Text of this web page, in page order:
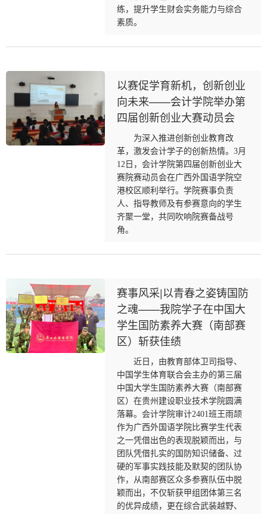
练，提升学生财会实务能力与综合
素质。
以赛促学育新机，创新创业
向未来——会计学院举办第
四届创新创业大赛动员会
为深入推进创新创业教育改
革，激发会计学子的创新热情。3月
12日，会计学院第四届创新创业大
赛院赛动员会在广西外国语学院空
港校区顺利举行。学院赛事负责
人、指导教师及有参赛意向的学生
齐聚一堂，共同吹响院赛备战号
角。
赛事风采|以青春之姿铸国防
之魂——我院学子在中国大
学生国防素养大赛（南部赛
区）斩获佳绩
近日，由教育部体卫司指导、
中国学生体育联合会主办的第三届
中国大学生国防素养大赛（南部赛
区）在贵州建设职业技术学院圆满
落幕。会计学院审计2401班王雨颉
作为广西外国语学院比赛学生代表
之一凭借出色的表现脱颖而出，与
团队凭借扎实的国防知识储备、过
硬的军事实践技能及默契的团队协
作，从南部赛区众多参赛队伍中脱
颖而出，不仅斩获甲组团体第三名
的优异成绩，更在综合武装越野、